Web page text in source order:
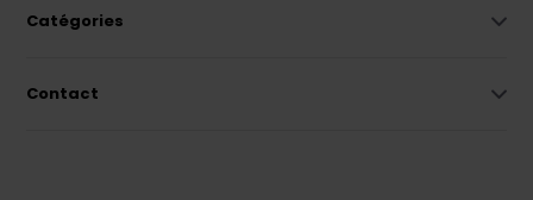
Catégories
Contact